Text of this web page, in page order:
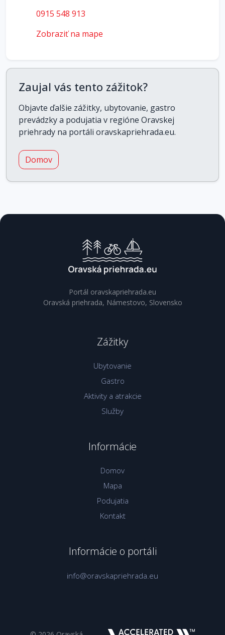
0915 548 913
Zobraziť na mape
Zaujal vás tento zážitok?
Objavte ďalšie zážitky, ubytovanie, gastro
prevádzky a podujatia v regióne Oravskej
priehrady na portáli oravskapriehrada.eu.
Domov
Portál oravskapriehrada.eu
Oravská priehrada, Námestovo, Slovensko
Zážitky
Ubytovanie
Gastro
Aktivity a atrakcie
Služby
Informácie
Domov
Mapa
Podujatia
Kontakt
Informácie o portáli
info@oravskapriehrada.eu